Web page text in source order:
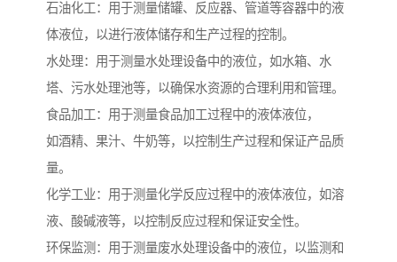
石油化工：用于测量储罐、反应器、管道等容器中的液
体液位，以进行液体储存和生产过程的控制。
水处理：用于测量水处理设备中的液位，如水箱、水
塔、污水处理池等，以确保水资源的合理利用和管理。
食品加工：用于测量食品加工过程中的液体液位，
如酒精、果汁、牛奶等，以控制生产过程和保证产品质
量。
化学工业：用于测量化学反应过程中的液体液位，如溶
液、酸碱液等，以控制反应过程和保证安全性。
环保监测：用于测量废水处理设备中的液位，以监测和